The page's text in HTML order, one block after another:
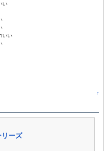
い
いい
↑
ーズ